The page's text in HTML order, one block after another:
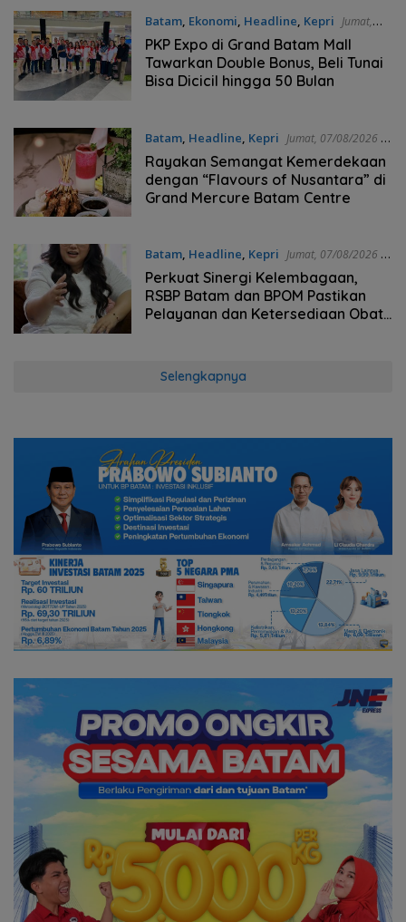
Batam, Ekonomi, Headline, Kepri Jumat,
07/08/2026 - 18:04 WIB
PKP Expo di Grand Batam Mall
Tawarkan Double Bonus, Beli Tunai
Bisa Dicicil hingga 50 Bulan
Batam, Headline, Kepri Jumat, 07/08/2026 -
16:29 WIB
Rayakan Semangat Kemerdekaan
dengan “Flavours of Nusantara” di
Grand Mercure Batam Centre
Batam, Headline, Kepri Jumat, 07/08/2026 -
16:25 WIB
Perkuat Sinergi Kelembagaan,
RSBP Batam dan BPOM Pastikan
Pelayanan dan Ketersediaan Obat
Selengkapnya